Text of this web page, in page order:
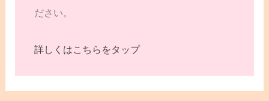
ださい。
詳しくはこちらをタップ